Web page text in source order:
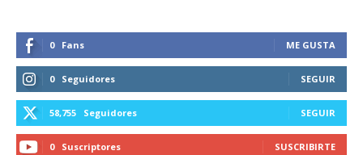
0 Fans ME GUSTA
0 Seguidores SEGUIR
58,755 Seguidores SEGUIR
0 Suscriptores SUSCRIBIRTE